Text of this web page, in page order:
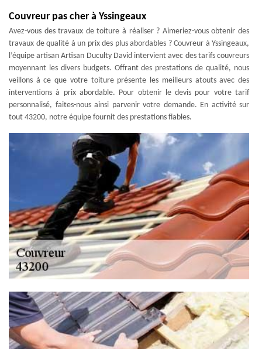
Couvreur pas cher à Yssingeaux
Avez-vous des travaux de toiture à réaliser ? Aimeriez-vous obtenir des
travaux de qualité à un prix des plus abordables ? Couvreur à Yssingeaux,
l’équipe artisan Artisan Duculty David intervient avec des tarifs couvreurs
moyennant les divers budgets. Offrant des prestations de qualité, nous
veillons à ce que votre toiture présente les meilleurs atouts avec des
interventions à prix abordable. Pour obtenir le devis pour votre tarif
personnalisé, faites-nous ainsi parvenir votre demande. En activité sur
tout 43200, notre équipe fournit des prestations fiables.